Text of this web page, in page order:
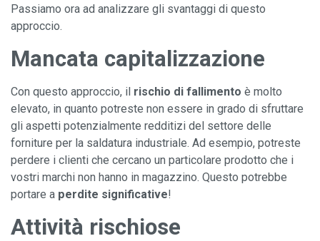
Passiamo ora ad analizzare gli svantaggi di questo
approccio.
Mancata capitalizzazione
Con questo approccio, il rischio di fallimento è molto
elevato, in quanto potreste non essere in grado di sfruttare
gli aspetti potenzialmente redditizi del settore delle
forniture per la saldatura industriale. Ad esempio, potreste
perdere i clienti che cercano un particolare prodotto che i
vostri marchi non hanno in magazzino. Questo potrebbe
portare a perdite significative!
Attività rischiose